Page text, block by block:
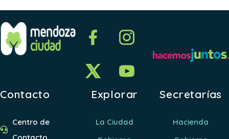
Contacto
Centro de
Explorar
La Ciudad
Secretarías
Hacienda